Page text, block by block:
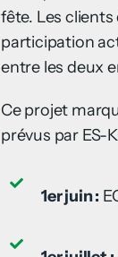
fête. Les
participation
entre les deux
Ce projet
prévus par ES-
1er juin :